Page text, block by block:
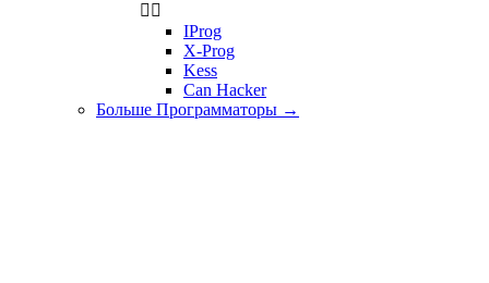
 
IProg
X-Prog
Kess
Can Hacker
Больше Программаторы →